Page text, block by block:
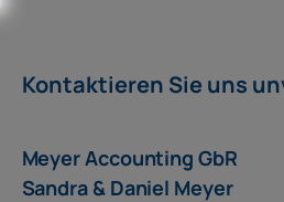
Kontaktieren Sie uns
Meyer Accounting GbR
Sandra & Daniel Meyer